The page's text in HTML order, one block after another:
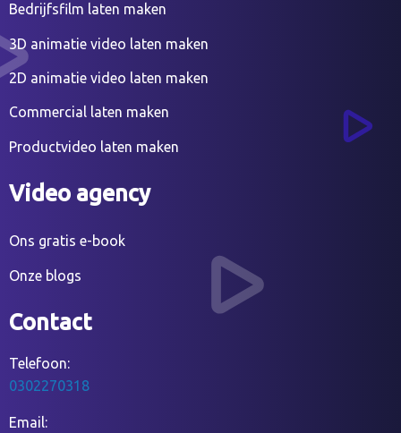
Bedrijfsfilm laten maken
3D animatie video laten maken
2D animatie video laten maken
Commercial laten maken
Productvideo laten maken
Video agency
Ons gratis e-book
Onze blogs
Contact
Telefoon:
0302270318
Email: